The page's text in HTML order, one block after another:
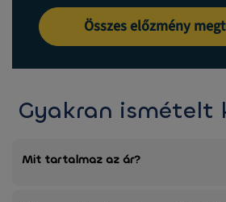
Összes előzmény
Gyakran ismételt
Mit tartalmaz az ár?